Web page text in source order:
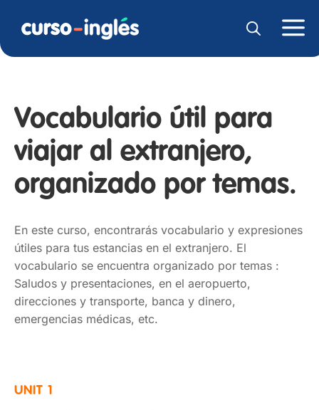
Vocabulario útil para
viajar al extranjero,
organizado por temas.
En este curso, encontrarás vocabulario y expresiones
útiles para tus estancias en el extranjero. El
vocabulario se encuentra organizado por temas :
Saludos y presentaciones, en el aeropuerto,
direcciones y transporte, banca y dinero,
emergencias médicas, etc.
UNIT 1